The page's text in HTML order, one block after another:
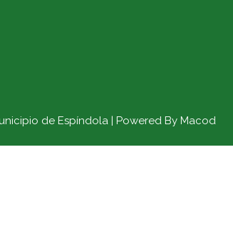
de Espíndola | Powered By Macod